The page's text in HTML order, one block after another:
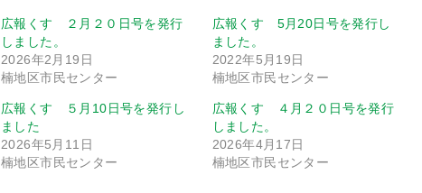
広報くす ２月２０日号を発行
しました。
2026年2月19日
楠地区市民センター
広報くす 5月20日号を発行し
ました。
2022年5月19日
楠地区市民センター
広報くす ５月10日号を発行し
ました
2026年5月11日
楠地区市民センター
広報くす ４月２０日号を発行
しました。
2026年4月17日
楠地区市民センター